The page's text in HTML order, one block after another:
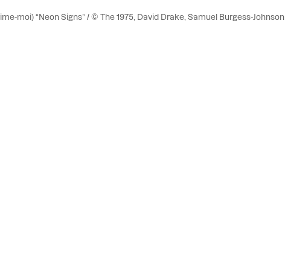
moi) “Neon Signs” / © The 1975, David Drake, Samuel Burgess-Johnson